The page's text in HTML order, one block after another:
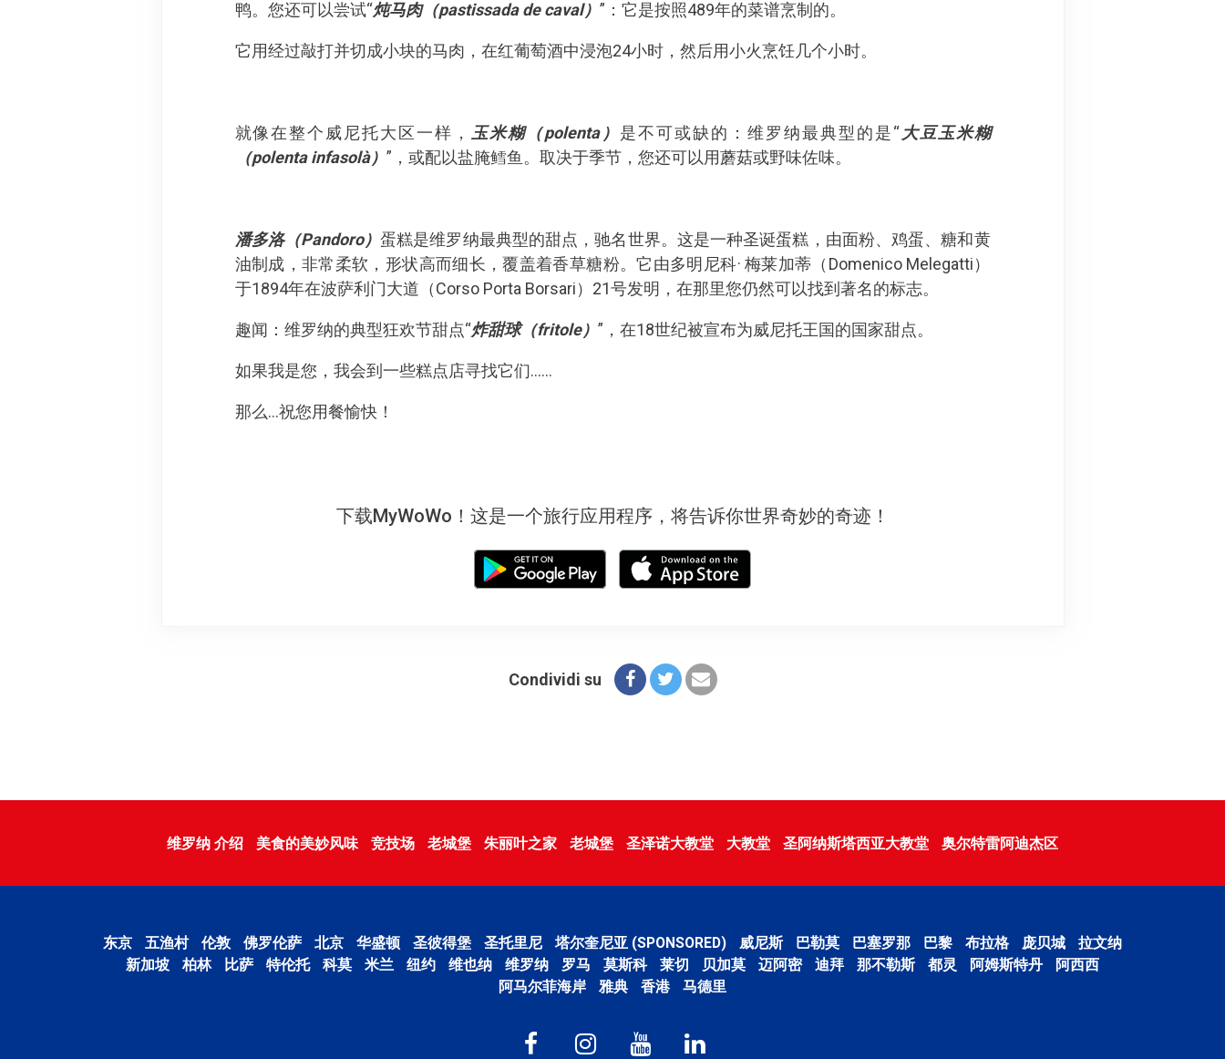
鸭。您还可以尝试“炖马肉（pastissada de caval） ”：它是按照489年的菜谱烹制的。
它用经过敲打并切成小块的马肉，在红葡萄酒中浸泡24小时，然后用小火烹饪几个小时。
就像在整个威尼托大区一样， 玉米糊（polenta） 是不可或缺的：维罗纳最典型的是“大豆玉米糊
（polenta infasolà） ”，或配以盐腌鳕鱼。取决于季节，您还可以用蘑菇或野味佐味。
潘多洛（Pandoro）蛋糕是维罗纳最典型的甜点，驰名世界。这是一种圣诞蛋糕，由面粉、鸡蛋、糖和黄
油制成，非常柔软，形状高而细长，覆盖着香草糖粉。它由多明尼科· 梅莱加蒂（Domenico Melegatti）
于1894年在波萨利门大道（Corso Porta Borsari）21号发明，在那里您仍然可以找到著名的标志。
趣闻：维罗纳的典型狂欢节甜点“炸甜球（fritole） ”，在18世纪被宣布为威尼托王国的国家甜点。
如果我是您，我会到一些糕点店寻找它们......
那么…祝您用餐愉快！
下载MyWoWo！这是一个旅行应用程序，将告诉你世界奇妙的奇迹！
Condividi su
维罗纳 介绍 美食的美妙风味 竞技场 老城堡 朱丽叶之家 老城堡 圣泽诺大教堂 大教堂 圣阿纳斯塔西亚大教堂 奥尔特雷阿迪杰区
东京 五渔村 伦敦 佛罗伦萨 北京 华盛顿 圣彼得堡 圣托里尼 塔尔奎尼亚 (SPONSORED) 威尼斯 巴勒莫 巴塞罗那 巴黎 布拉格 庞贝城
拉文纳
新加坡
柏林 比萨 特伦托 科莫 米兰 纽约 维也纳 维罗纳 罗马 莫斯科 莱切 贝加莫 迈阿密 迪拜 那不勒斯 都灵 阿姆斯特丹
阿西西
阿马尔菲海岸
雅典 香港 马德里